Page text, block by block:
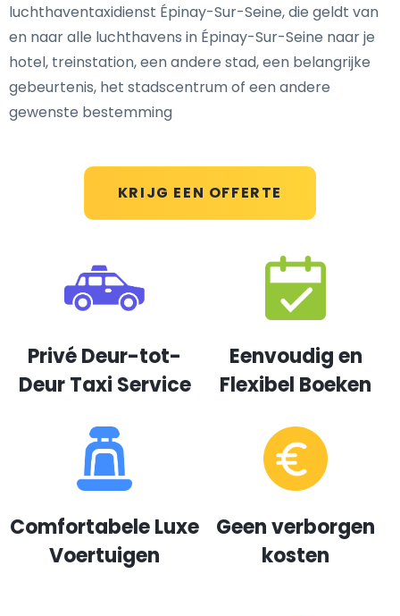
KRIJG EEN OFFERTE
luchthaventaxidienst Épinay-Sur-Seine, die geldt van
en naar alle luchthavens in Épinay-Sur-Seine naar je
hotel, treinstation, een andere stad, een belangrijke
gebeurtenis, het stadscentrum of een andere
gewenste bestemming
Privé Deur-tot-
Deur Taxi Service
Eenvoudig en
Flexibel Boeken
Comfortabele Luxe
Voertuigen
Geen verborgen
kosten